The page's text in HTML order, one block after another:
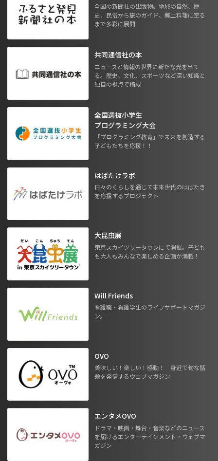
全国の新聞社の出版物。地域の自然、歴
史、民俗から旅のガイド、郷土料理に至る
まで多彩に展開
共同通信社の本
ニュースと情報の世界に新たな光を当て
る。歴史、文化、スポーツなど深い知識と
独自の視点で構成
全国選抜小学生
プログラミング大会
「プログラミング教育」で未来を創造する
子どもたちを応援！！
はばたけラボ
日々のくらしを通じて未来世代のはばたき
を応援するプロジェクト
大昆虫展
東京スカイツリータウンにて開催。子ども
も大人もみんなで楽しめる企画が満載！
Will Friends
看護職・看護学生のライフサポートマガジ
ン。
OVO
美味しい！楽しい！感動！ 身近で旬な話
題を発信するウェブマガジン
エンタメOVO
ドラマ・映画・舞台・音楽などのニュース
を届けるエンターテインメント・ウェブマ
ガジン